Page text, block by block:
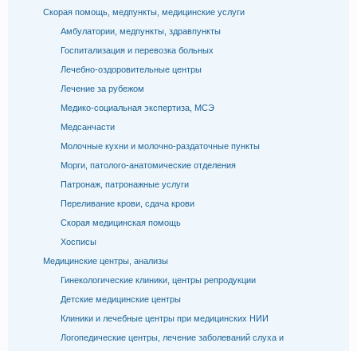
Скорая помощь, медпункты, медицинские услуги
Амбулатории, медпункты, здравпункты
Госпитализация и перевозка больных
Лечебно-оздоровительные центры
Лечение за рубежом
Медико-социальная экспертиза, МСЭ
Медсанчасти
Молочные кухни и молочно-раздаточные пункты
Морги, патолого-анатомические отделения
Патронаж, патронажные услуги
Переливание крови, сдача крови
Скорая медицинская помощь
Хосписы
Медицинские центры, анализы
Гинекологические клиники, центры репродукции
Детские медицинские центры
Клиники и лечебные центры при медицинских НИИ
Логопедические центры, лечение заболеваний слуха и